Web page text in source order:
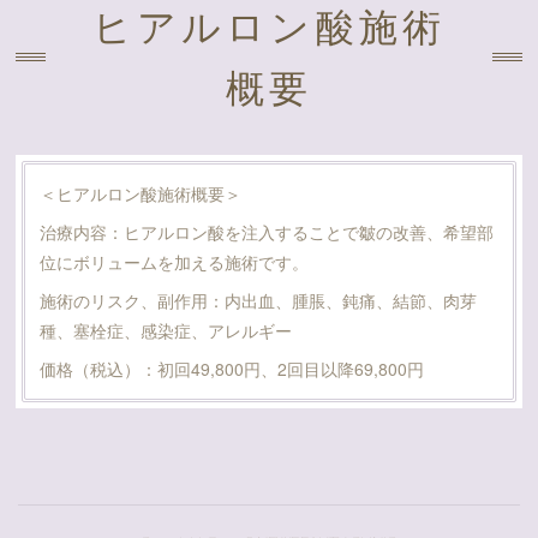
ヒアルロン酸施術
概要
＜ヒアルロン酸施術概要＞
治療内容：ヒアルロン酸を注入することで皺の改善、希望部
位にボリュームを加える施術です。
施術のリスク、副作用：内出血、腫脹、鈍痛、結節、肉芽
種、塞栓症、感染症、アレルギー
価格（税込）：初回49,800円、2回目以降69,800円